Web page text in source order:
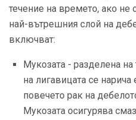
течение на времето, ако не
най-вътрешния слой на
включват:
Мукозата - разделена на
на лигавицата се
повечето рак на
Мукозата осигурява